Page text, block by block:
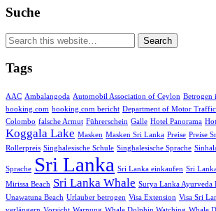
Suche
Tags
AAC Ambalangoda Automobil Association of Ceylon Betrogen
booking.com booking.com bericht Department of Motor Traffic
Colombo falsche Armut Führerschein Galle Hotel Panorama
Koggala Lake Masken Masken Sri Lanka Preise Preise
Rollerpreis Singhalesische Schule Singhalesische Sprache
Sprache Sri Lanka Sri Lanka einkaufen Sri
Mirissa Beach Sri Lanka Whale Surya Lanka Ayurveda
Unawatuna Beach Urlauber betrogen Visa Extension Visa Sri